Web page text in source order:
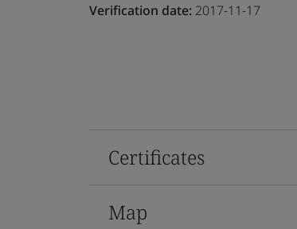
Verification date: 2017-11-17
Certificates
Map